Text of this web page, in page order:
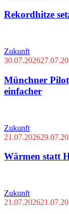
Rekordhitze
Zukunft
30.07.2026
Münchner
einfacher
Zukunft
21.07.2026
Wärmen statt
Zukunft
21.07.2026